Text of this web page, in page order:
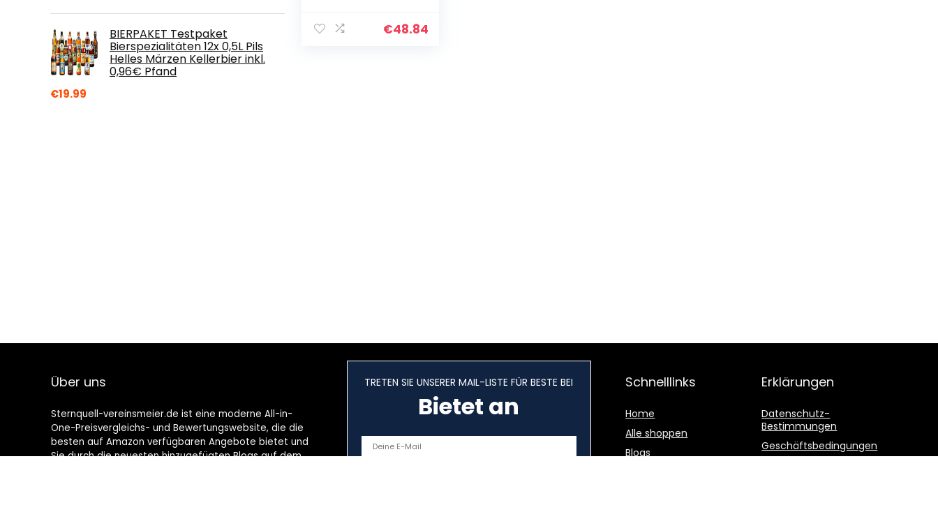
BIERPAKET Testpaket
Bierspezialitäten 12x 0,5L Pils
Helles Märzen Kellerbier inkl.
0,96€ Pfand
€19.99
€48.84
Über uns
Sternquell-vereinsmeier.de ist eine moderne All-in-
One-Preisvergleichs- und Bewertungswebsite, die die
besten auf Amazon verfügbaren Angebote bietet und
Sie durch die neuesten hinzugefügten Blogs auf dem
TRETEN SIE UNSERER MAIL-LISTE FÜR BESTE BEI
Bietet an
Schnelllinks
Home
Alle shoppen
Blogs
Erklärungen
Datenschutz-
Bestimmungen
Geschäftsbedingungen